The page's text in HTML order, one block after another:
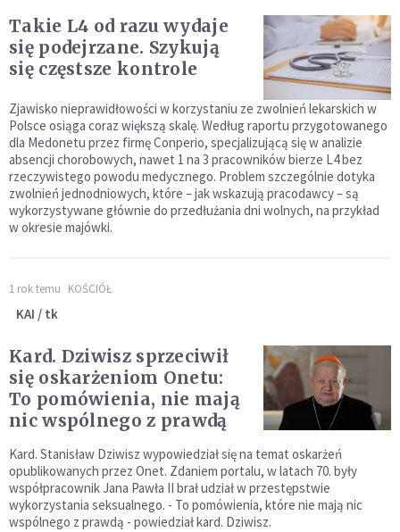
Takie L4 od razu wydaje
się podejrzane. Szykują
się częstsze kontrole
Zjawisko nieprawidłowości w korzystaniu ze zwolnień lekarskich w
Polsce osiąga coraz większą skalę. Według raportu przygotowanego
dla Medonetu przez firmę Conperio, specjalizującą się w analizie
absencji chorobowych, nawet 1 na 3 pracowników bierze L4 bez
rzeczywistego powodu medycznego. Problem szczególnie dotyka
zwolnień jednodniowych, które – jak wskazują pracodawcy – są
wykorzystywane głównie do przedłużania dni wolnych, na przykład
w okresie majówki.
1 rok temu KOŚCIÓŁ
KAI / tk
Kard. Dziwisz sprzeciwił
się oskarżeniom Onetu:
To pomówienia, nie mają
nic wspólnego z prawdą
Kard. Stanisław Dziwisz wypowiedział się na temat oskarżeń
opublikowanych przez Onet. Zdaniem portalu, w latach 70. były
współpracownik Jana Pawła II brał udział w przestępstwie
wykorzystania seksualnego. - To pomówienia, które nie mają nic
wspólnego z prawdą - powiedział kard. Dziwisz.